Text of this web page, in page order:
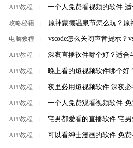
APP教程
攻略秘籍
电脑教程
APP教程
APP教程
APP教程
APP教程
APP教程
APP教程